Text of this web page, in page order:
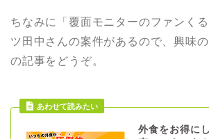
ちなみに「覆面モニターのファンく
ツ田中さんの案件があるので、興味
の記事をどうぞ。
外食をお得に